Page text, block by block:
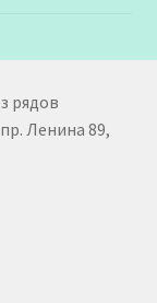
рядов
Ленина 89,